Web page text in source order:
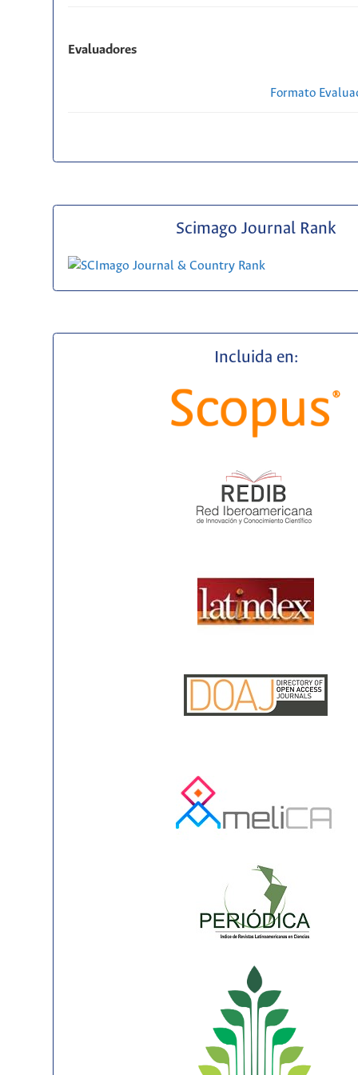
Evaluadores
Formato
Scimago Journal Rank
Incluida en: